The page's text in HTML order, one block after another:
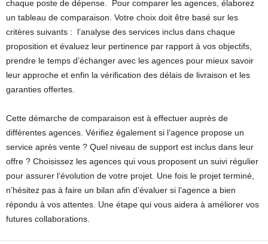
chaque poste de dépense. Pour comparer les agences, élaborez
un tableau de comparaison. Votre choix doit être basé sur les
critères suivants : l’analyse des services inclus dans chaque
proposition et évaluez leur pertinence par rapport à vos objectifs,
prendre le temps d’échanger avec les agences pour mieux savoir
leur approche et enfin la vérification des délais de livraison et les
garanties offertes.
Cette démarche de comparaison est à effectuer auprès de
différentes agences. Vérifiez également si l’agence propose un
service après vente ? Quel niveau de support est inclus dans leur
offre ? Choisissez les agences qui vous proposent un suivi régulier
pour assurer l’évolution de votre projet. Une fois le projet terminé,
n’hésitez pas à faire un bilan afin d’évaluer si l’agence a bien
répondu à vos attentes. Une étape qui vous aidera à améliorer vos
futures collaborations.